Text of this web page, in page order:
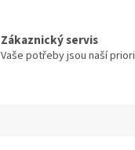
Zákaznický servis
Vaše potřeby jsou naší